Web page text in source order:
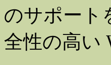
のサポート
全性の高い